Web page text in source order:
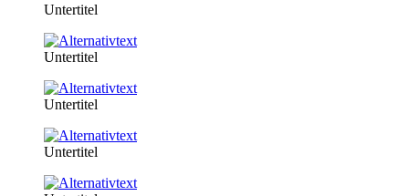
Untertitel
Untertitel
Untertitel
Untertitel